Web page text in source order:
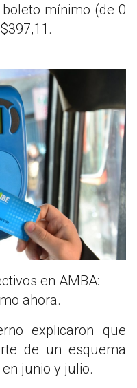
mínimo (de 0
en AMBA:
ahora.
explicaron que
de un esquema
junio y julio.